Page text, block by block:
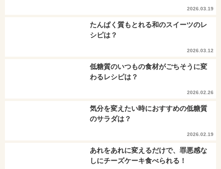
2026.03.19
たんぱく質もとれる和のスイーツのレ
シピは？
2026.03.12
低糖質のいつもの食材がごちそうに変
わるレシピは？
2026.02.26
気分を変えたい時におすすめの低糖質
のサラダは？
2026.02.19
あれをあれに変えるだけで、罪悪感な
しにチーズケーキ食べられる！